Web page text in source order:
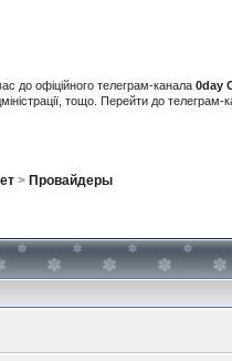
до офіційного телеграм-канала 0day
тощо. Перейти до
> Провайдеры